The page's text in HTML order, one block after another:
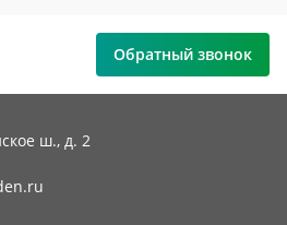
Обратный звонок
ш., д. 2